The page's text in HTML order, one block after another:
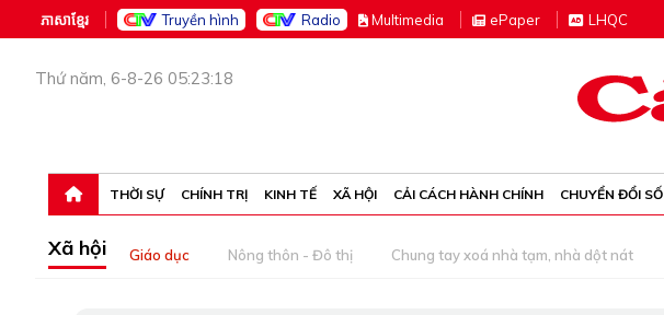
ភាសាខ្មែរ Truyền hình Radio Multimedia ePaper LHQC
Thứ năm, 6-8-26 05:23:18
THỜI SỰ CHÍNH TRỊ KINH TẾ XÃ HỘI CẢI CÁCH HÀNH CHÍNH CHUYỂN ĐỔI SỐ
Xã hội Giáo dục Nông thôn - Đô thị Chung tay xoá nhà tạm, nhà dột nát